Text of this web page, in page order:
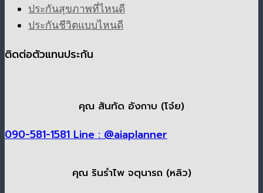
ประกันสุขภาพที่ไหนดี
ประกันชีวิตแบบไหนดี
ติดต่อตัวแทนประกัน
คุณ สันทัด อังกาบ (โจ๋ย)
090-581-1581 Line : @aiaplanner
คุณ รินรำไพ จตุนารถ (หลิว)